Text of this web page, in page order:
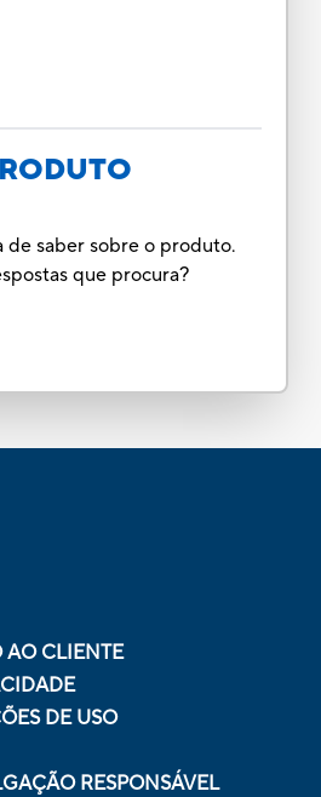
de saber sobre o produto.
que procura?
AO CLIENTE
DE USO
RESPONSÁVEL